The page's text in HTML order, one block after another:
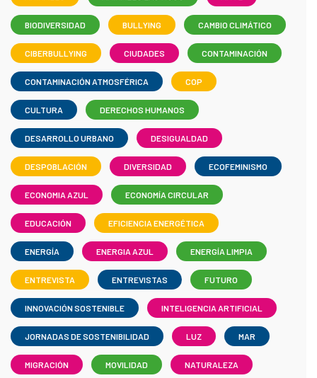
BIODIVERSIDAD BULLYING CAMBIO CLIMÁTICO
CIBERBULLYING CIUDADES CONTAMINACIÓN
CONTAMINACIÓN ATMOSFÉRICA COP
CULTURA DERECHOS HUMANOS
DESARROLLO URBANO DESIGUALDAD
DESPOBLACIÓN DIVERSIDAD ECOFEMINISMO
ECONOMIA AZUL ECONOMÍA CIRCULAR
EDUCACIÓN EFICIENCIA ENERGÉTICA
ENERGÍA ENERGIA AZUL ENERGÍA LIMPIA
ENTREVISTA ENTREVISTAS FUTURO
INNOVACIÓN SOSTENIBLE INTELIGENCIA ARTIFICIAL
JORNADAS DE SOSTENIBILIDAD LUZ MAR
MIGRACIÓN MOVILIDAD NATURALEZA